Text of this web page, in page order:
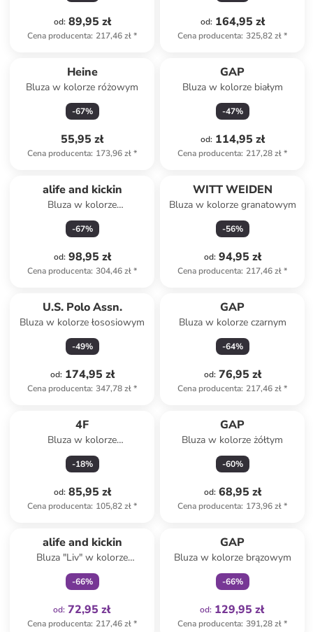
od: 89,95 zł
Cena producenta: 217,46 zł*
od: 164,95 zł
Cena producenta: 325,82 zł*
Heine
Bluza w kolorze różowym
-67%
55,95 zł
Cena producenta: 173,96 zł*
GAP
Bluza w kolorze białym
-47%
od: 114,95 zł
Cena producenta: 217,28 zł*
alife and kickin
Bluza w kolorze
jasnoróżowym
-67%
od: 98,95 zł
Cena producenta: 304,46 zł*
WITT WEIDEN
Bluza w kolorze granatowym
-56%
od: 94,95 zł
Cena producenta: 217,46 zł*
U.S. Polo Assn.
Bluza w kolorze łososiowym
-49%
od: 174,95 zł
Cena producenta: 347,78 zł*
GAP
Bluza w kolorze czarnym
-64%
od: 76,95 zł
Cena producenta: 217,46 zł*
4F
Bluza w kolorze
jasnoróżowym
-18%
od: 85,95 zł
Cena producenta: 105,82 zł*
GAP
Bluza w kolorze żółtym
-60%
od: 68,95 zł
Cena producenta: 173,96 zł*
alife and kickin
Bluza "Liv" w kolorze
różowym
-66%
od: 72,95 zł
Cena producenta: 217,46 zł*
GAP
Bluza w kolorze brązowym
-66%
od: 129,95 zł
Cena producenta: 391,28 zł*